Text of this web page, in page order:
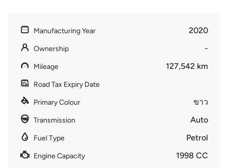
Manufacturing Year 2020
Ownership -
Mileage 127,542 km
Road Tax Expiry Date
Primary Colour ขาว
Transmission Auto
Fuel Type Petrol
Engine Capacity 1998 CC